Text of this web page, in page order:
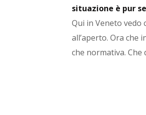
situazione è pur
Qui in Veneto vedo
all’aperto. Ora che
che normativa. Che